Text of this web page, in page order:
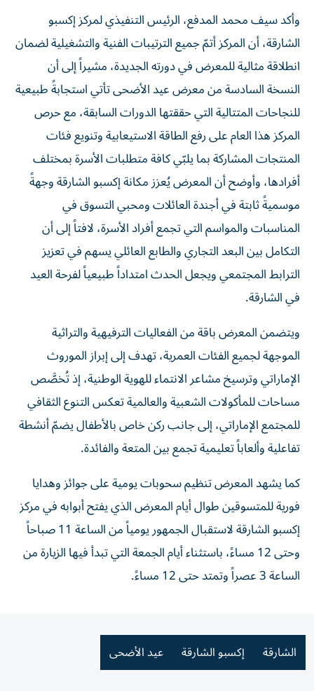
وأكد سيف محمد المدفع، الرئيس التنفيذي لمركز إكسبو
الشارقة، أن المركز أتمّ جميع الترتيبات الفنية والتشغيلية لضمان
انطلاقة مثالية للمعرض في دورته الجديدة، مشيراً إلى أن
النسخة السادسة من معرض عيد الأضحى تأتي استجابةً طبيعية
للنجاحات المتتالية التي حققتها الدورات السابقة، مع حرص
المركز هذا العام على رفع الطاقة الاستيعابية وتنويع فئات
المنتجات المشاركة بما يلبّي كافة متطلبات الأسرة بمختلف
أفرادها، وأوضح أن المعرض يُعزز مكانة إكسبو الشارقة وجهةً
موسميةً ثابتة في أجندة العائلات ومحبي التسوق في
المناسبات والمواسم التي تجمع أفراد الأسرة، لافتاً إلى أن
التكامل بين البعد التجاري والطابع العائلي يسهم في تعزيز
الترابط المجتمعي ويجعل الحدث امتداداً طبيعياً لفرحة العيد
في الشارقة.
ويتضمن المعرض باقة من الفعاليات الترفيهية والتراثية
الموجهة لجميع الفئات العمرية، تهدف إلى إبراز الموروث
الإماراتي وترسيخ مشاعر الانتماء للهوية الوطنية، إذ تُخصَّص
مساحات للمأكولات الشعبية والعالمية تعكس التنوع الثقافي
للمجتمع الإماراتي، إلى جانب ركن خاص بالأطفال يضمّ أنشطة
تفاعلية وألعاباً تعليمية تجمع بين المتعة والفائدة.
كما يشهد المعرض تنظيم سحوبات يومية على جوائز وهدايا
فورية للمتسوقين طوال أيام المعرض الذي يفتح أبوابه في مركز
إكسبو الشارقة لاستقبال الجمهور يومياً من الساعة 11 صباحاً
وحتى 12 مساءً، باستثناء أيام الجمعة التي تبدأ فيها الزيارة من
الساعة 3 عصراً وتمتد حتى 12 مساءً.
الشارقة إكسبو الشارقة عيد الأضحى